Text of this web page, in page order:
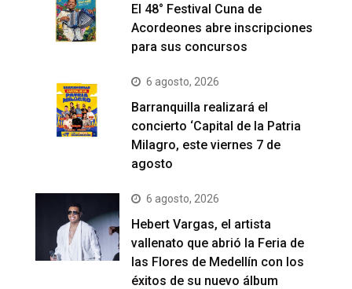
El 48° Festival Cuna de
Acordeones abre inscripciones
para sus concursos
6 agosto, 2026
Barranquilla realizará el
concierto ‘Capital de la Patria
Milagro, este viernes 7 de
agosto
6 agosto, 2026
Hebert Vargas, el artista
vallenato que abrió la Feria de
las Flores de Medellín con los
éxitos de su nuevo álbum